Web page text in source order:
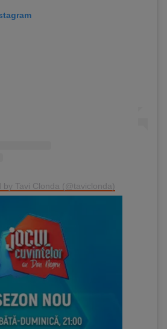
by Tavi Clonda (@taviclonda)